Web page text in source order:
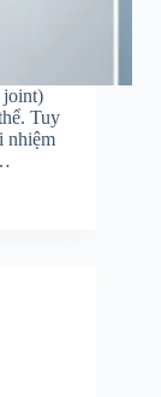
joint)
Tuy
nhiệm